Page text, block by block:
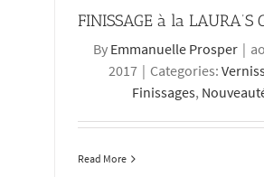
FINISSAGE à la LAURA’S
By Emmanuelle Prosper |
2017 | Categories:
Finissages,
Read More